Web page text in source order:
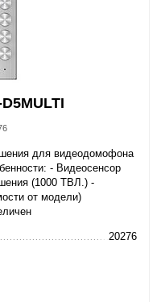
для видеодомофона
- Видеосенсор
(1000 ТВЛ.) -
от модели)
20276